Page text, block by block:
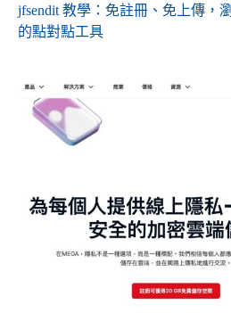
jfsendit 教學：免註冊、免上傳，
的點對點工具